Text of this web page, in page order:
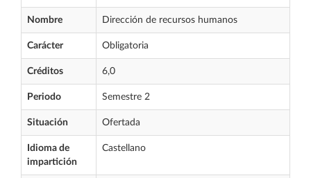
Nombre Dirección de recursos humanos
Carácter Obligatoria
Créditos 6,0
Periodo Semestre 2
Situación Ofertada
Idioma de
impartición
Castellano